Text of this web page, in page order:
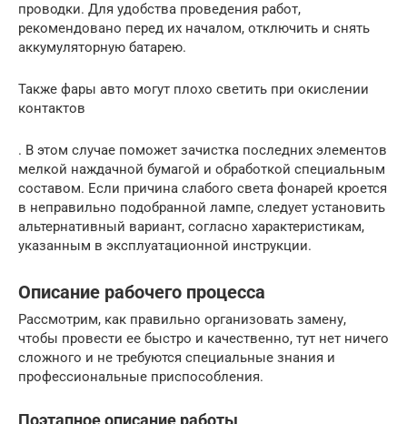
проводки. Для удобства проведения работ,
рекомендовано перед их началом, отключить и снять
аккумуляторную батарею.
Также фары авто могут плохо светить при окислении
контактов
. В этом случае поможет зачистка последних элементов
мелкой наждачной бумагой и обработкой специальным
составом. Если причина слабого света фонарей кроется
в неправильно подобранной лампе, следует установить
альтернативный вариант, согласно характеристикам,
указанным в эксплуатационной инструкции.
Описание рабочего процесса
Рассмотрим, как правильно организовать замену,
чтобы провести ее быстро и качественно, тут нет ничего
сложного и не требуются специальные знания и
профессиональные приспособления.
Поэтапное описание работы